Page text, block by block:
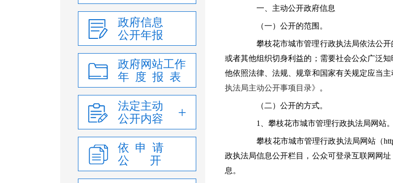
政府信息
公开年报
政府网站工作
年 度 报 表
法定主动
公开内容
依 申 请
公 开
一、主动公开政府信息
（一）公开的范围。
攀枝花市城市管理行政执法局依法公开
或者其他组织切身利益的；需要社会公众广泛
他依照法律、法规、规章和国家有关规定应当
执法局主动公开事项目录》
。
（二）公开的方式。
1、攀枝花市城市管理行政执法局网站。
攀枝花市城市管理行政执法局网站（
政执法局信息公开栏目，公众可登录互联网网
息。